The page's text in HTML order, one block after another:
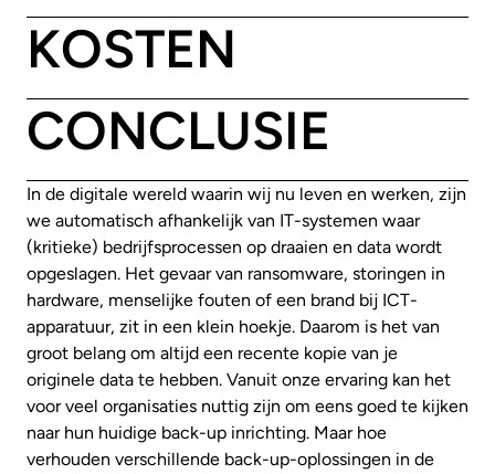
KOSTEN
CONCLUSIE
In de digitale wereld waarin wij nu leven en werken, zijn
we automatisch afhankelijk van IT-systemen waar
(kritieke) bedrijfsprocessen op draaien en data wordt
opgeslagen. Het gevaar van ransomware, storingen in
hardware, menselijke fouten of een brand bij ICT-
apparatuur, zit in een klein hoekje. Daarom is het van
groot belang om altijd een recente kopie van je
originele data te hebben. Vanuit onze ervaring kan het
voor veel organisaties nuttig zijn om eens goed te kijken
naar hun huidige back-up inrichting. Maar hoe
verhouden verschillende back-up-oplossingen in de